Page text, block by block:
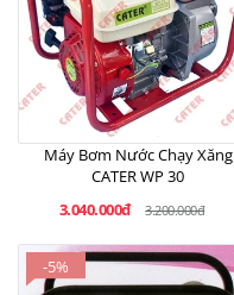
Máy Bơm Nước Chạy Xăng
CATER WP 30
3.040.000đ
3.200.000đ
-5%